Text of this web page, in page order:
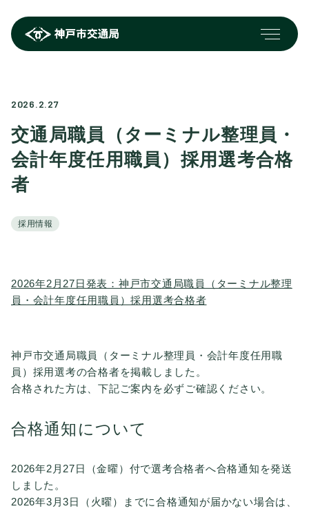
2026.2.27
交通局職員（ターミナル整理員・
会計年度任用職員）採用選考合格
者
採用情報
2026年2月27日発表：神戸市交通局職員（ターミナル整理
員・会計年度任用職員）採用選考合格者
神戸市交通局職員（ターミナル整理員・会計年度任用職
員）採用選考の合格者を掲載しました。
合格された方は、下記ご案内を必ずご確認ください。
合格通知について
2026年2月27日（金曜）付で選考合格者へ合格通知を発送
しました。
2026年3月3日（火曜）までに合格通知が届かない場合は、